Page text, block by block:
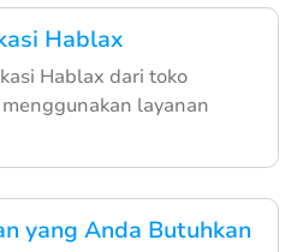
Hablax
Hablax dari toko
layanan
yang Anda Butuhkan